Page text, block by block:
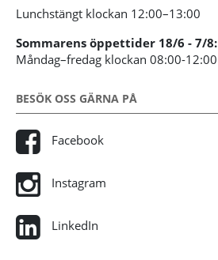
Lunchstängt klockan 12:00–13:00
Sommarens öppettider 18/6 - 7/8:
Måndag–fredag klockan 08:00-12:00
BESÖK OSS GÄRNA PÅ
Facebook
Instagram
LinkedIn